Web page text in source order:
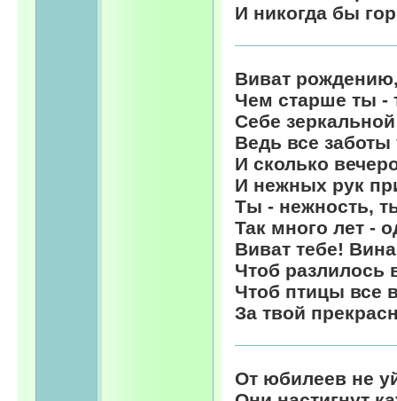
И никогда бы
Виват
Чем старше ты -
Себе
Ведь все заботы
И сколько
И нежных рук
Ты - нежность,
Так много лет -
Виват тебе!
Чтоб разлилось
Чтоб птицы все
За твой
От юбилеев не